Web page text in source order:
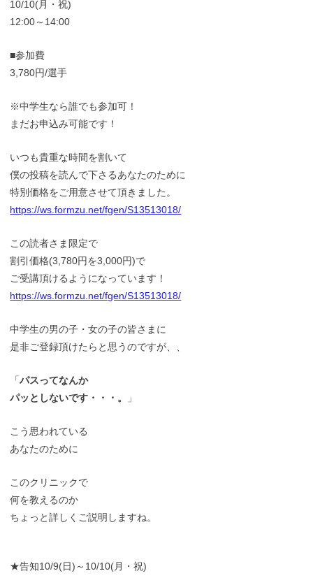
10/10(月・祝)
12:00～14:00
■参加費
3,780円/選手
※中学生なら誰でも参加可！
まだお申込み可能です！
いつも貴重な時間を割いて
僕の投稿を読んで下さるあなたのために
特別価格をご用意させて頂きました。
https://ws.formzu.net/fgen/S13513018/
この読者さま限定で
割引価格(3,780円を3,000円)で
ご受講頂けるようになっています！
https://ws.formzu.net/fgen/S13513018/
中学生の男の子・女の子の皆さまに
是非ご登録頂けたらと思うのですが、、
「パスってなんか
パッとしないです・・・。
」
こう思われている
あなたのために
このクリニックで
何を教えるのか
ちょっと詳しくご説明しますね。
★告知10/9(日)～10/10(月・祝)